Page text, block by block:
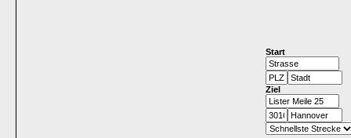
Start
Ziel